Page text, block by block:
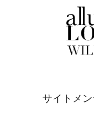
サイトメ